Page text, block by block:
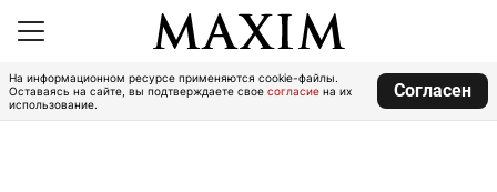
На информационном ресурсе применяются cookie-файлы.
Оставаясь на сайте, вы подтверждаете свое согласие на их
использование.
Согласен